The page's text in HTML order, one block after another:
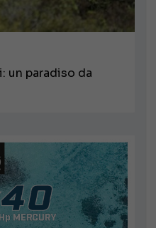
un paradiso da